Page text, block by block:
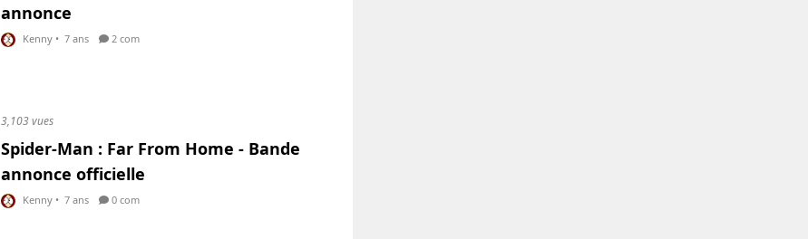
annonce
Kenny • 7 ans 2 com
3,103 vues
Spider-Man : Far From Home - Bande
annonce officielle
Kenny • 7 ans 0 com